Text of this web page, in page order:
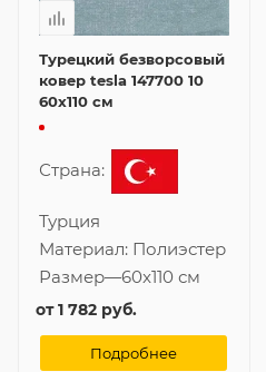
Турецкий безворсовый
ковер tesla 147700 10
60x110 см
Страна:
Турция
Материал: Полиэстер
Размер—60x110 см
от1 782 руб.
Подробнее